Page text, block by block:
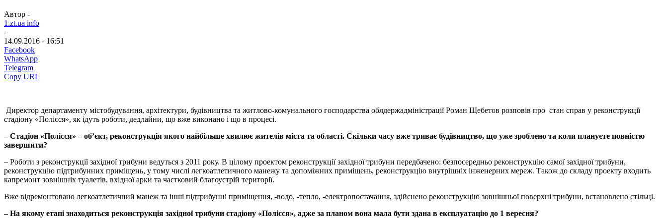
Автор -
1.zt.ua info
-
14.09.2016 - 16:51
Facebook
WhatsApp
Telegram
Copy URL
Директор департаменту містобудування, архітектури, будівництва та житлово-комунального господарства облдержадміністрації Роман Щебетов розповів про стан справ у реконструкції
стадіону «Полісся», як ідуть роботи, дедлайни, що вже виконано і що в процесі.
– Стадіон «Полісся» – об’єкт, реконструкція якого найбільше хвилює жителів міста та області. Скільки часу вже триває будівництво, що уже зроблено та коли плануєте повністю
завершити?
– Роботи з реконструкції західної трибуни ведуться з 2011 року. В цілому проектом реконструкції західної трибуни передбачено: безпосередньо реконструкцію самої західної трибуни,
реконструкцію підтрибунних приміщень, у тому числі легкоатлетичного манежу та допоміжних приміщень, реконструкцію внутрішніх інженерних мереж. Також до складу проекту входить
капремонт зовнішніх туалетів, вхідної арки та частковий благоустрій території.
Вже відремонтовано легкоатлетичний манеж та інші підтрибунні приміщення, -водо, -тепло, -електропостачання, здійснено реконструкцію зовнішньої поверхні трибуни, встановлено стільці.
– На якому етапі знаходиться реконструкція західної трибуни стадіону «Полісся», адже за планом вона мала бути здана в експлуатацію до 1 вересня?